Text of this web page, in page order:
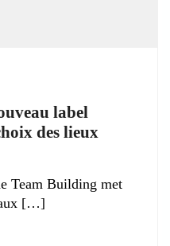
label
des lieux
Team Building met